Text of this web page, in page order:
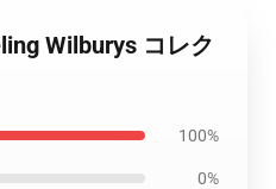
Wilburys コレク
100%
0%